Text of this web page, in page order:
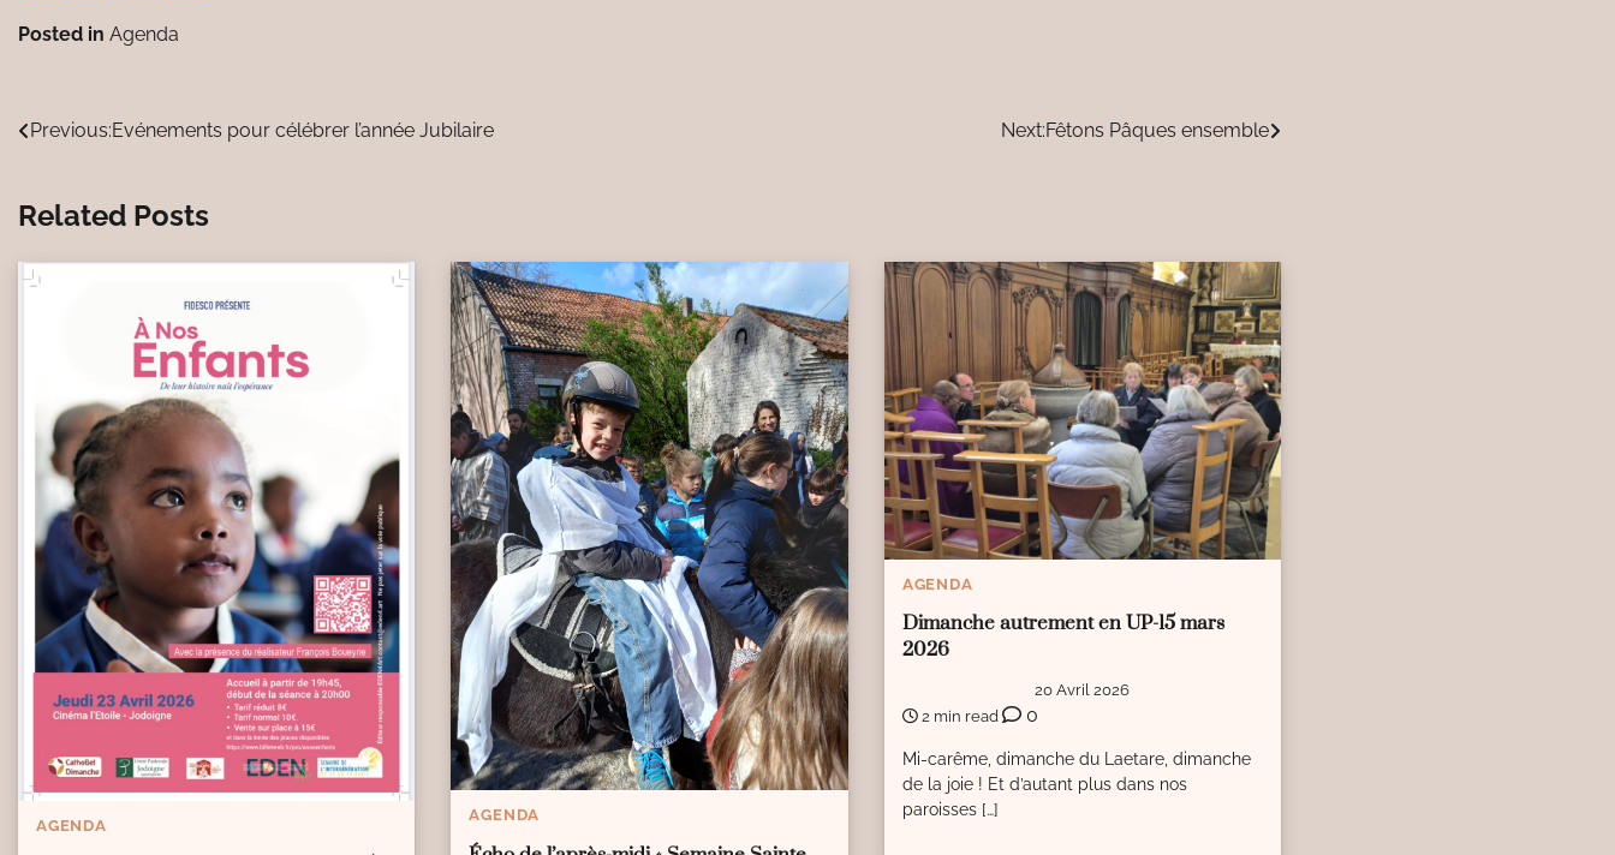
Posted in Agenda
Navigation
l’article
Previous:Evénements pour célébrer l’année Jubilaire Next:Fêtons Pâques ensemble
Related Posts
AGENDA
AGENDA
AGENDA
Dimanche autrement en UP-15 mars
2026
20 Avril 2026
2 min read
0
Mi-carême, dimanche du Laetare, dimanche
de la joie ! Et d’autant plus dans nos
paroisses […]